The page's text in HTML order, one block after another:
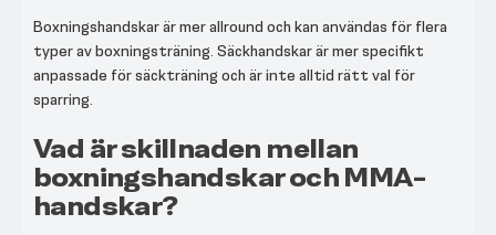
Boxningshandskar är mer allround och kan användas för flera
typer av boxningsträning. Säckhandskar är mer specifikt
anpassade för säckträning och är inte alltid rätt val för
sparring.
Vad är skillnaden mellan
boxningshandskar och MMA-
handskar?